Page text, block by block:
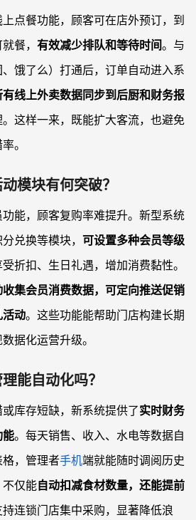
点餐功能，顾客可在店外预订，到
餐， 有效减少排队和等待时间。与
饿了么）打通后，订单自动进入系
有线上外卖数据同步到后厨和财务报
这样一来，既能扩大客流，也避免
。
模块有何突破？
能，顾客复购率难提升。新型系统
兑换等模块， 可设置多种会员等级
折扣、生日礼遇，增加消费黏性。
收集会员消费数据，可定向推送促销
活动。这些功能能帮助门店构建长期
据化运营升级。
能自动化吗？
库存短缺，新系统提供了实时财务
能。每天销售、收入、水电等数据自
，管理者手机端就能随时调阅历史
仅能自动扣减食材数量，还能提前
持连锁门店集中采购，显著降低浪